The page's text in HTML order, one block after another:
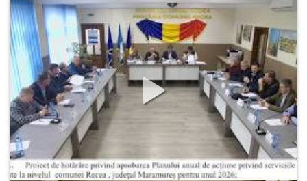
Şedinţa ordinară a Consiliului Local al comunei Recea din
12.05.2026